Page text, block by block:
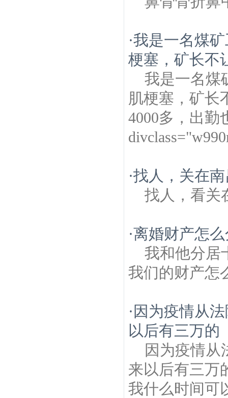
·我是一名煤
梗塞，矿长不
我是一名煤
肌梗塞，矿长
4000多，出勤
·找人，关在
找人，看关
·离婚财产怎
我和他分居
我们的财产怎
· 因为疫情从
以后有三万的
因为疫情从
来以后有三万
我什么时间可